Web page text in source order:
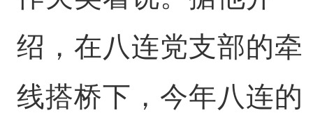
绍，在八连党支部的牵
线搭桥下，今年八连的